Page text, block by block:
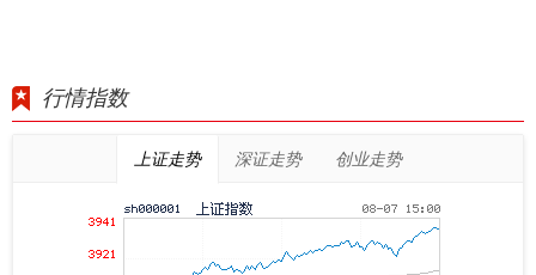
行情指数
上证走势 深证走势 创业走势